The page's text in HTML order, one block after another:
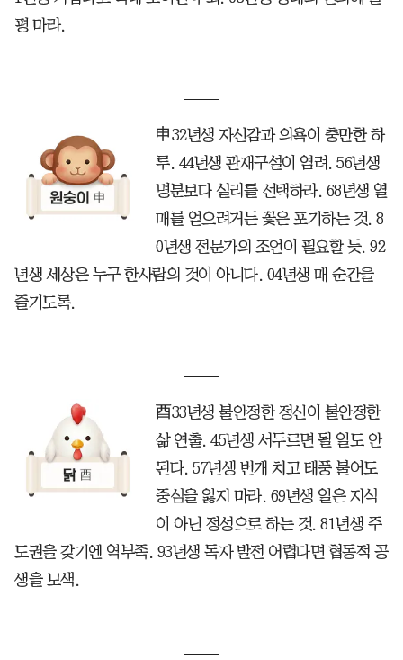
평 마라.
申32년생 자신감과 의욕이 충만한 하
루. 44년생 관재구설이 염려. 56년생
명분보다 실리를 선택하라. 68년생 열
매를 얻으려거든 꽃은 포기하는 것. 8
0년생 전문가의 조언이 필요할 듯. 92
년생 세상은 누구 한사람의 것이 아니다. 04년생 매 순간을
즐기도록.
酉33년생 불안정한 정신이 불안정한
삶 연출. 45년생 서두르면 될 일도 안
된다. 57년생 번개 치고 태풍 불어도
중심을 잃지 마라. 69년생 일은 지식
이 아닌 정성으로 하는 것. 81년생 주
도권을 갖기엔 역부족. 93년생 독자 발전 어렵다면 협동적 공
생을 모색.